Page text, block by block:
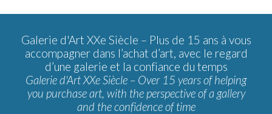
Galerie d'Art XXe Siècle – Plus de 15 ans à vous
accompagner dans l’achat d’art, avec le regard
d’une galerie et la confiance du temps
Galerie d'Art XXe Siècle – Over 15 years of helping
you purchase art, with the perspective of a gallery
and the confidence of time